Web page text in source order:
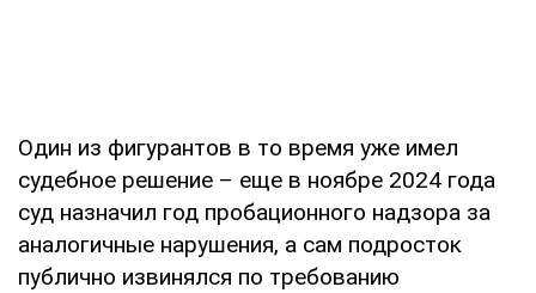
Один из фигурантов в то время уже имел
судебное решение – еще в ноябре 2024 года
суд назначил год пробационного надзора за
аналогичные нарушения, а сам подросток
публично извинялся по требованию